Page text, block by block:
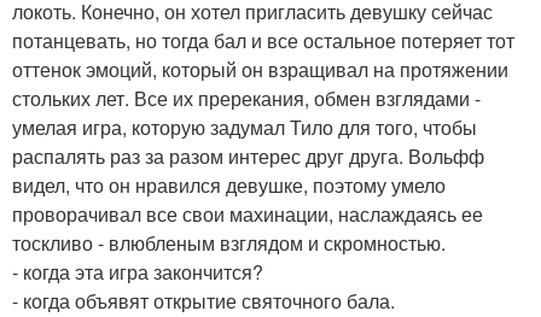
локоть. Конечно, он хотел пригласить девушку сейчас
потанцевать, но тогда бал и все остальное потеряет тот
оттенок эмоций, который он взращивал на протяжении
стольких лет. Все их пререкания, обмен взглядами -
умелая игра, которую задумал Тило для того, чтобы
распалять раз за разом интерес друг друга. Вольфф
видел, что он нравился девушке, поэтому умело
проворачивал все свои махинации, наслаждаясь ее
тоскливо - влюбленым взглядом и скромностью.
- когда эта игра закончится?
- когда объявят открытие святочного бала.